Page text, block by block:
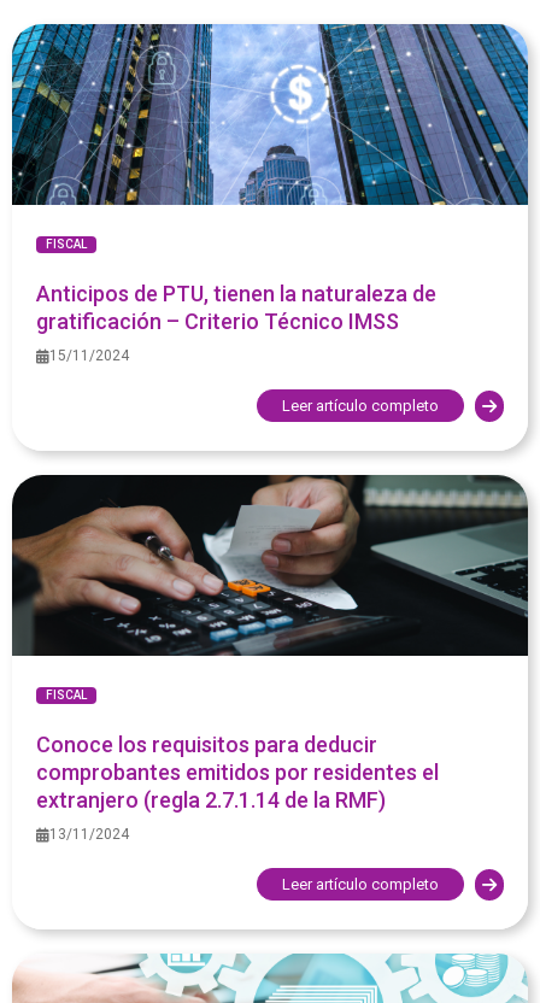
FISCAL
Anticipos de PTU, tienen la naturaleza de
gratificación – Criterio Técnico IMSS
15/11/2024
Leer artículo completo
FISCAL
Conoce los requisitos para deducir
comprobantes emitidos por residentes el
extranjero (regla 2.7.1.14 de la RMF)
13/11/2024
Leer artículo completo